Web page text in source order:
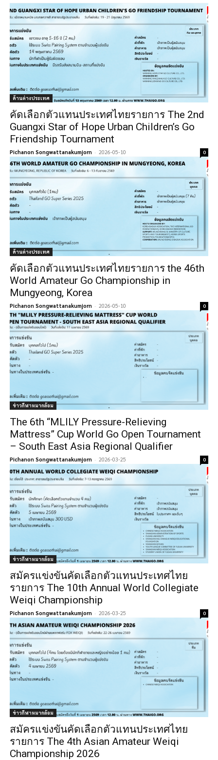
ด้านต่างประเทศ
คัดเลือกตัวแทนประเทศไทยรายการ The 2nd
Guangxi Star of Hope Urban Children’s Go
Friendship Tournament
Pichanon Songwattanakumjorn - 2026-05-10 0
ด้านต่างประเทศ
คัดเลือกตัวแทนประเทศไทยรายการ the 46th
World Amateur Go Championship in
Mungyeong, Korea
Pichanon Songwattanakumjorn - 2026-05-10 0
ข่าวกีฬาหมากล้อม
The 6th “MLILY Pressure-Relieving
Mattress” Cup World Go Open Tournament
– South East Asia Regional Qualifier
Pichanon Songwattanakumjorn - 2026-03-25 0
ข่าวกีฬาหมากล้อม
สมัครแข่งขันคัดเลือกตัวแทนประเทศไทย
รายการ The 10th Annual World Collegiate
Weiqi Championship
Pichanon Songwattanakumjorn - 2026-03-25 0
ข่าวกีฬาหมากล้อม
สมัครแข่งขันคัดเลือกตัวแทนประเทศไทย
รายการ The 4th Asian Amateur Weiqi
Championship 2026